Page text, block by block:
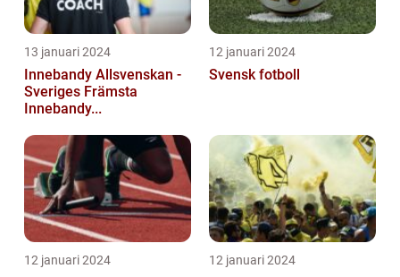
13 januari 2024
Innebandy Allsvenskan -
Sveriges Främsta
Innebandy...
12 januari 2024
Svensk fotboll
12 januari 2024 12 januari 2024